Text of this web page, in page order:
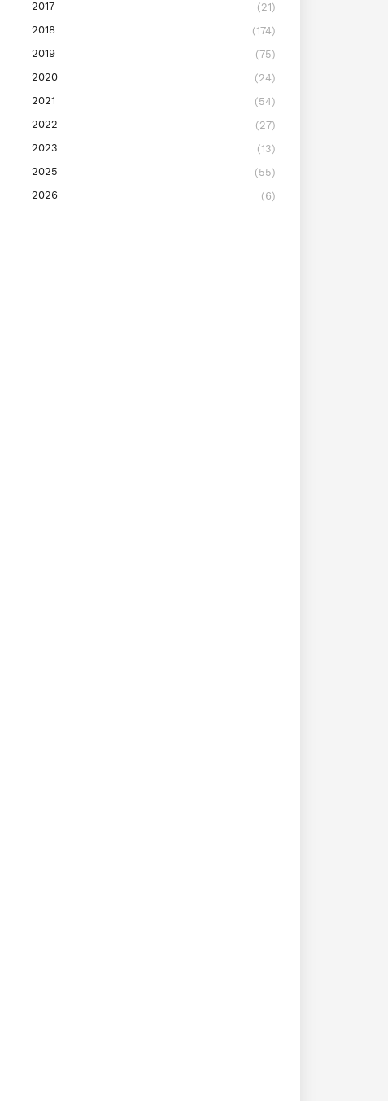
2017
(21)
2018
(174)
2019
(75)
2020
(24)
2021
(54)
2022
(27)
2023
(13)
2025
(55)
2026
(6)